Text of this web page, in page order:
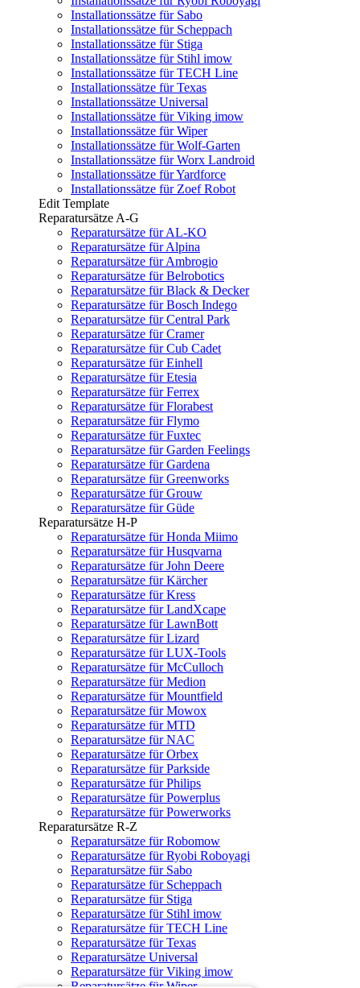
Installationssätze für Sabo
Installationssätze für Scheppach
Installationssätze für Stiga
Installationssätze für Stihl imow
Installationssätze für TECH Line
Installationssätze für Texas
Installationssätze Universal
Installationssätze für Viking imow
Installationssätze für Wiper
Installationssätze für Wolf-Garten
Installationssätze für Worx Landroid
Installationssätze für Yardforce
Installationssätze für Zoef Robot
Edit Template
Reparatursätze A-G
Reparatursätze für AL-KO
Reparatursätze für Alpina
Reparatursätze für Ambrogio
Reparatursätze für Belrobotics
Reparatursätze für Black & Decker
Reparatursätze für Bosch Indego
Reparatursätze für Central Park
Reparatursätze für Cramer
Reparatursätze für Cub Cadet
Reparatursätze für Einhell
Reparatursätze für Etesia
Reparatursätze für Ferrex
Reparatursätze für Florabest
Reparatursätze für Flymo
Reparatursätze für Fuxtec
Reparatursätze für Garden Feelings
Reparatursätze für Gardena
Reparatursätze für Greenworks
Reparatursätze für Grouw
Reparatursätze für Güde
Reparatursätze H-P
Reparatursätze für Honda Miimo
Reparatursätze für Husqvarna
Reparatursätze für John Deere
Reparatursätze für Kärcher
Reparatursätze für Kress
Reparatursätze für LandXcape
Reparatursätze für LawnBott
Reparatursätze für Lizard
Reparatursätze für LUX-Tools
Reparatursätze für McCulloch
Reparatursätze für Medion
Reparatursätze für Mountfield
Reparatursätze für Mowox
Reparatursätze für MTD
Reparatursätze für NAC
Reparatursätze für Orbex
Reparatursätze für Parkside
Reparatursätze für Philips
Reparatursätze für Powerplus
Reparatursätze für Powerworks
Reparatursätze R-Z
Reparatursätze für Robomow
Reparatursätze für Ryobi Roboyagi
Reparatursätze für Sabo
Reparatursätze für Scheppach
Reparatursätze für Stiga
Reparatursätze für Stihl imow
Reparatursätze für TECH Line
Reparatursätze für Texas
Reparatursätze Universal
Reparatursätze für Viking imow